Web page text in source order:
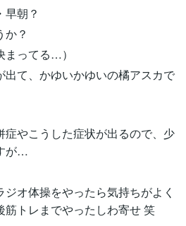
早朝？
か？
まってる…）
出て、かゆいかゆいの橘アスカで
症やこうした症状が出るので、少
が…
オ体操をやったら気持ちがよく
トレまでやったしわ寄せ 笑